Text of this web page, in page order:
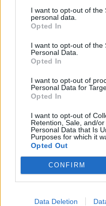
I want to opt-out of the
personal data.
Opted In
I want to opt-out of the
Personal Data.
Opted In
I want to opt-out of
Personal Data for
Opted In
I want to opt-out of
Retention, Sale, and/
Personal Data that Is
Purposes for which it
Opted Out
CONFIRM
Data Deletion
1055
Weboldal:
Bemutatkozás: Kiemelkedő
aukcionálása. Exkluzív
KAPCSOLÓDÓ